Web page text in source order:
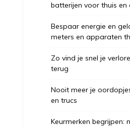
batterijen voor thuis en
Bespaar energie en
meters en apparaten
Zo vind je snel je
terug
Nooit meer je
en trucs
Keurmerken begrijpen: